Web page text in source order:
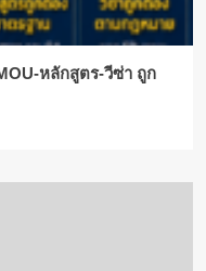
หลักสูตร-วีซ่า ถูก